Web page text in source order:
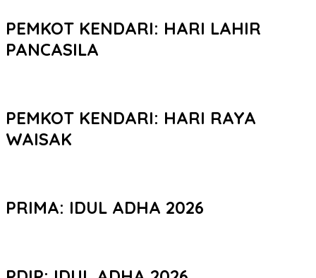
PEMKOT KENDARI: HARI LAHIR
PANCASILA
PEMKOT KENDARI: HARI RAYA
WAISAK
PRIMA: IDUL ADHA 2026